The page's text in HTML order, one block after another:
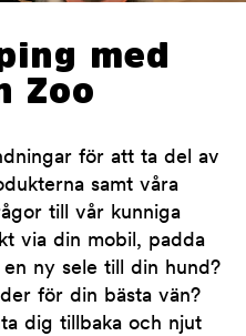
med
Zoo
för att ta del av
samt våra
till vår kunniga
via din mobil, padda
ny sele till din hund?
för din bästa vän?
dig tillbaka och njut